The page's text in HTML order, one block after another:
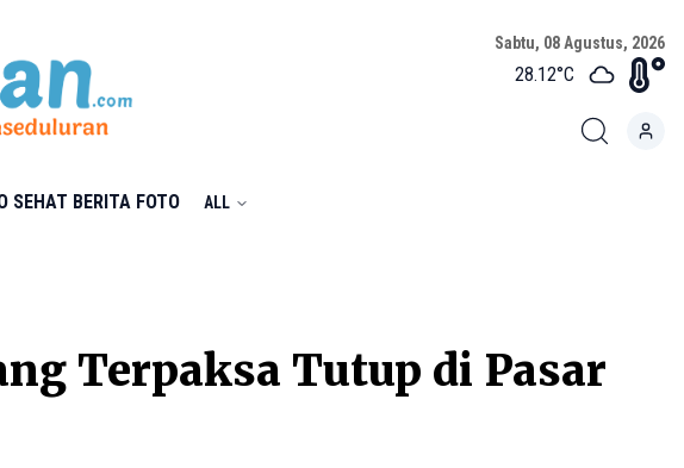
Sabtu, 08 Agustus, 2026
28.12°C
SEHAT BERITA FOTO ALL
Terpaksa Tutup di Pasar